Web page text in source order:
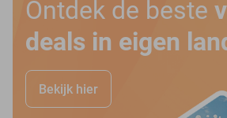
Ontdek de beste
deals in eigen
Bekijk hier